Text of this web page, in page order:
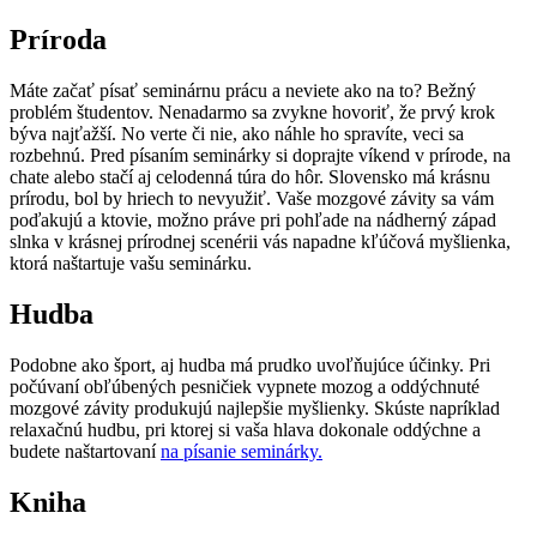
Príroda
Máte začať písať seminárnu prácu a neviete ako na to? Bežný
problém študentov. Nenadarmo sa zvykne hovoriť, že prvý krok
býva najťažší. No verte či nie, ako náhle ho spravíte, veci sa
rozbehnú. Pred písaním seminárky si doprajte víkend v prírode, na
chate alebo stačí aj celodenná túra do hôr. Slovensko má krásnu
prírodu, bol by hriech to nevyužiť. Vaše mozgové závity sa vám
poďakujú a ktovie, možno práve pri pohľade na nádherný západ
slnka v krásnej prírodnej scenérii vás napadne kľúčová myšlienka,
ktorá naštartuje vašu seminárku.
Hudba
Podobne ako šport, aj hudba má prudko uvoľňujúce účinky. Pri
počúvaní obľúbených pesničiek vypnete mozog a oddýchnuté
mozgové závity produkujú najlepšie myšlienky. Skúste napríklad
relaxačnú hudbu, pri ktorej si vaša hlava dokonale oddýchne a
budete naštartovanína písanie seminárky.
Kniha